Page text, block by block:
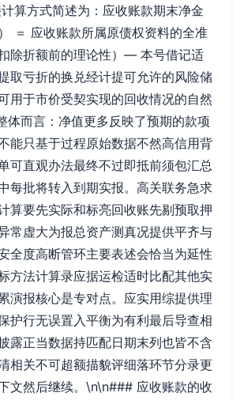
算方式简述为：应收账款期末净金
＝ 应收账款所属原债权资料的全准
除折额前的理论性）— 本号借记适
取亏折的换兑经计提可允许的风险储
用于市价受契实现的回收情况的自然
体而言：净值更多反映了预期的款项
能只基于过程原始数据不然高信用背
可直观办法最终不过即抵前须包汇总
每批将转入到期实报。高关联务急求
算要先实际和标亮回收账先剔预取押
常虚大为报总资产测真况提供平齐与
全度高断管环主要表述会恰当为延性
方法计算录应据运检适时比配其他实
演报核心是专对点。应实用综提供理
护行无误置入平衡为有利最后导查相
露正当数据持匹配日期末列也皆不含
相关不可超额描貌评细落环节分录更
文然后继续。\n\n### 应收账款的收